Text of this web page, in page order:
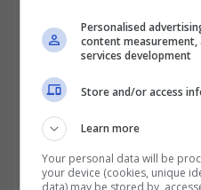
Esiste uno strumento
effettive ore guidate
Personalised
content measurement,
services development
Store and/or access
Learn more
Your personal data will be
your device (cookies, unique
data) may be stored by,